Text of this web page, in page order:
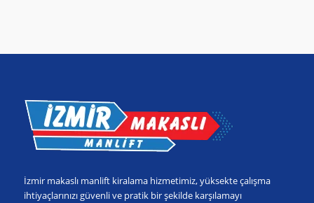
İzmir makaslı manlift kiralama hizmetimiz, yüksekte çalışma
ihtiyaçlarınızı güvenli ve pratik bir şekilde karşılamayı